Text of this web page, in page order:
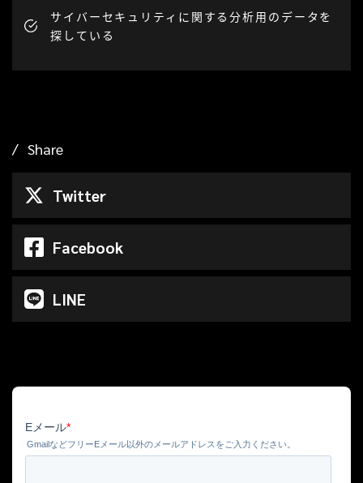
サイバーセキュリティに関する分析用のデータを
探している
Share
Twitter
Facebook
LINE